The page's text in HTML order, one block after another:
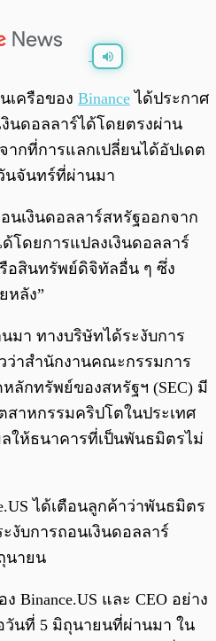
0:00/
เครือของ Binance ได้ประกาศ
นดอลลาร์ได้โดยตรงผ่าน
กที่การแลกเปลี่ยนได้อัปเดต
นจันทร์ที่ผ่านมา
นเงินดอลลาร์สหรัฐออกจาก
โดยการแปลงเงินดอลลาร์
อสินทรัพย์ดิจิทัลอื่น ๆ ซึ่ง
หลัง”
มา ทางบริษัทได้ระงับการ
ว่าสำนักงานคณะกรรมการ
ลักทรัพย์ของสหรัฐฯ (SEC) มี
าหกรรมคริปโตในประเทศ
ให้ธนาคารที่เป็นพันธมิตรไม่
ได้เตือนลูกค้าว่าพันธมิตร
งับการถอนเงินดอลลาร์
นายน
Binance.US และ CEO อย่าง
อวันที่ 5 มิถุนายนที่ผ่านมา ใน